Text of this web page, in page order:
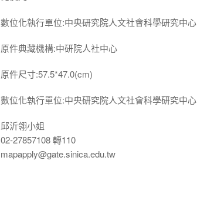
數位化執行單位:中央研究院人文社會科學研究中心
原件典藏機構:中研院人社中心
原件尺寸:57.5*47.0(cm)
數位化執行單位:中央研究院人文社會科學研究中心
邱沂翎小姐
02-27857108 轉110
mapapply@gate.sinica.edu.tw